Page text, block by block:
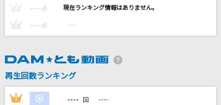
安全地帯
スターダスト
Official髭男dism
---- 点 ----
3 ---- 点 ----
再生回数ランキング
1 ---- 回 ----